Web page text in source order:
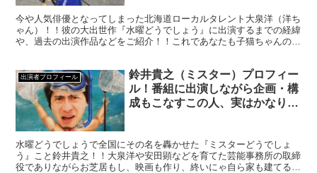
今や人気俳優となってしまった北海道ローカルタレント大泉洋（洋ち
ゃん）！！彼の大出世作『水曜どうでしょう』に出演するまでの経緯
や、過去の出演作品などをご紹介！！これであなたも子猫ちゃんの仲
出演者プロフィール
鈴井貴之（ミスター）プロフィー
ル！番組に出演しながら企画・構
成もこなすこの人、実はかなり凄
水曜どうでしょうで全国にその名を轟かせた『ミスターどうでしょ
う』こと鈴井貴之！！大泉洋や安田顕などを育てた芸能事務所の取締
役でありながらお芝居もし、映画も作り、終いにゃ自ら家も建てる。